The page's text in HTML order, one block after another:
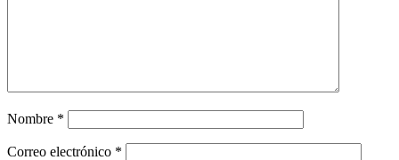
Nombre *
Correo electrónico *